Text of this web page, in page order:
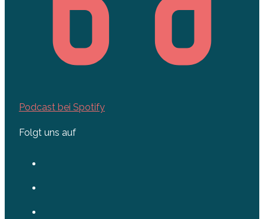
Podcast bei Spotify
Folgt uns auf